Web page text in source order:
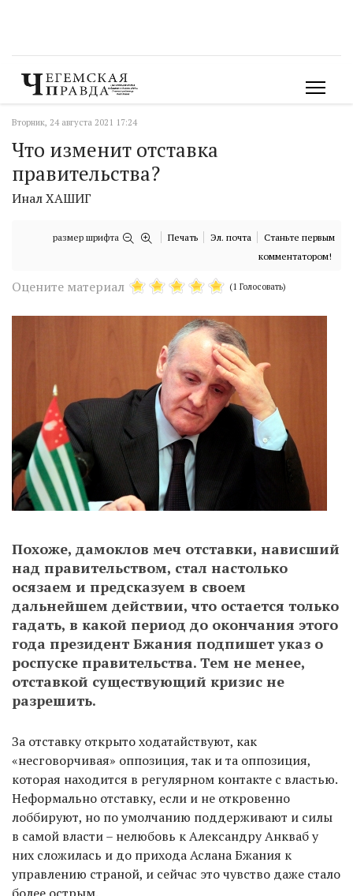
Вторник, 24 августа 2021 17:24
Что изменит отставка
правительства?
Инал ХАШИГ
размер шрифта Печать Эл. почта
Станьте первым
комментатором!
Оцените материал (1 Голосовать)
Похоже, дамоклов меч отставки, нависший
над правительством, стал настолько
осязаем и предсказуем в своем
дальнейшем действии, что остается только
гадать, в какой период до окончания этого
года президент Бжания подпишет указ о
роспуске правительства. Тем не менее,
отставкой существующий кризис не
разрешить.
За отставку открыто ходатайствуют, как
«несговорчивая» оппозиция, так и та оппозиция,
которая находится в регулярном контакте с властью.
Неформально отставку, если и не откровенно
лоббируют, но по умолчанию поддерживают и силы
в самой власти – нелюбовь к Александру Анкваб у
них сложилась и до прихода Аслана Бжания к
управлению страной, и сейчас это чувство даже стало